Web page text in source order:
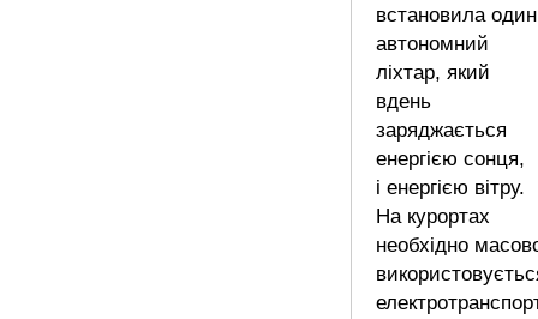
встановила один
автономний
ліхтар, який
вдень
заряджається
енергією сонця,
і енергією вітру.
На курортах
необхідно